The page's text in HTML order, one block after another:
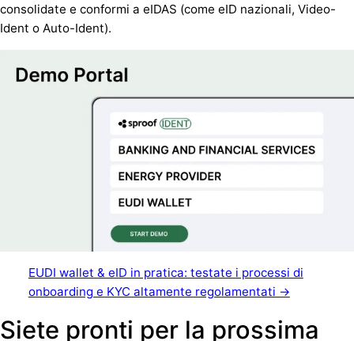
consolidate e conformi a eIDAS (come eID nazionali, Video-
Ident o Auto-Ident).
EUDI wallet & eID in pratica: testate i processi di
onboarding e KYC altamente regolamentati →
Siete pronti per la prossima